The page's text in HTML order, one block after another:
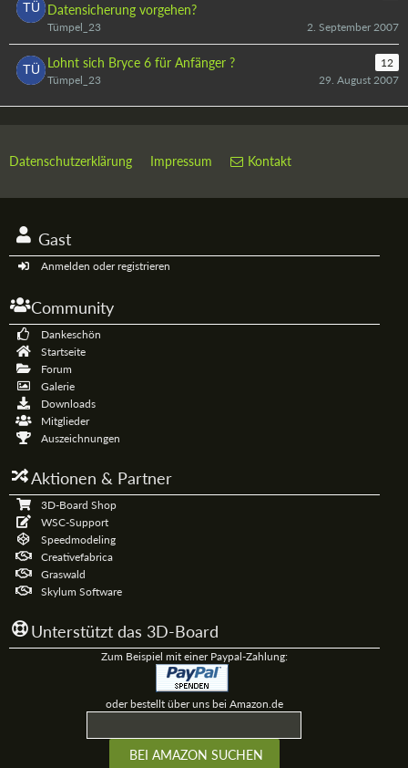
Datensicherung vorgehen?
Tümpel_23 2. September 2007
Lohnt sich Bryce 6 für Anfänger ?
12
Tümpel_23
29. August 2007
Datenschutzerklärung Impressum Kontakt
Gast
Anmelden oder registrieren
Community
Dankeschön
Startseite
Forum
Galerie
Downloads
Mitglieder
Auszeichnungen
Aktionen & Partner
3D-Board Shop
WSC-Support
Speedmodeling
Creativefabrica
Graswald
Skylum Software
Unterstützt das 3D-Board
Zum Beispiel mit einer Paypal-Zahlung:
oder bestellt über uns bei Amazon.de